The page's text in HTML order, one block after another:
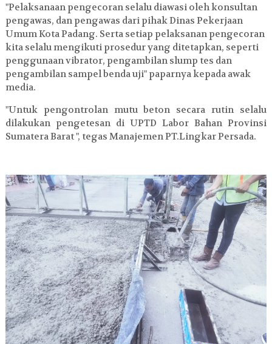
"Pelaksanaan pengecoran selalu diawasi oleh konsultan
pengawas, dan pengawas dari pihak Dinas Pekerjaan
Umum Kota Padang. Serta setiap pelaksanan pengecoran
kita selalu mengikuti prosedur yang ditetapkan, seperti
penggunaan vibrator, pengambilan slump tes dan
pengambilan sampel benda uji" paparnya kepada awak
media.
"Untuk pengontrolan mutu beton secara rutin selalu
dilakukan pengetesan di UPTD Labor Bahan Provinsi
Sumatera Barat ", tegas Manajemen PT.Lingkar Persada.